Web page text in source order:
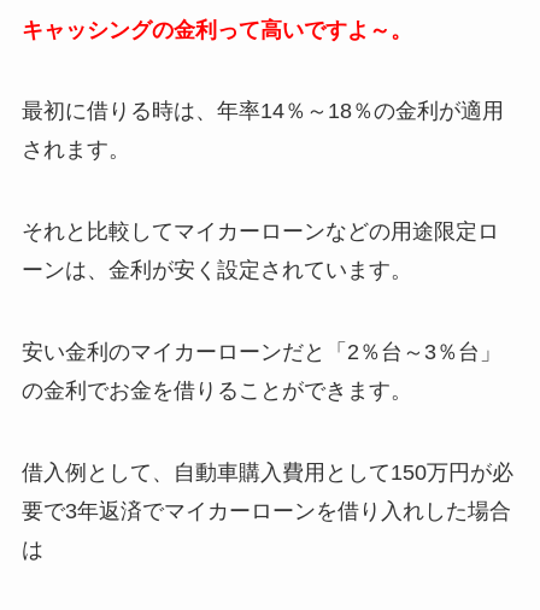
キャッシングの金利って高いですよ～。
最初に借りる時は、年率14％～18％の金利が適用
されます。
それと比較してマイカーローンなどの用途限定ロ
ーンは、金利が安く設定されています。
安い金利のマイカーローンだと「2％台～3％台」
の金利でお金を借りることができます。
借入例として、自動車購入費用として150万円が必
要で3年返済でマイカーローンを借り入れした場合
は